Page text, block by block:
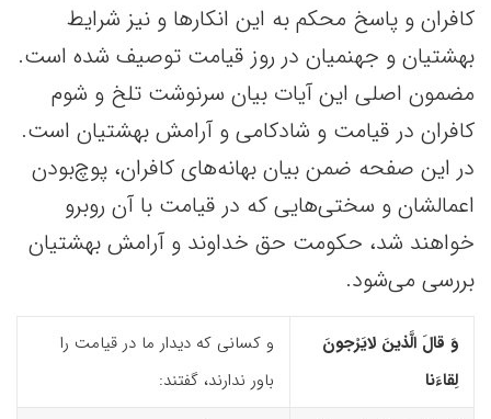
کافران و پاسخ محکم به این انکارها و نیز شرایط
بهشتیان و جهنمیان در روز قیامت توصیف شده است.
مضمون اصلی این آیات بیان سرنوشت تلخ و شوم
کافران در قیامت و شادکامی و آرامش بهشتیان است.
در این صفحه ضمن بیان بهانه‌های کافران، پوچ‌بودن
اعمالشان و سختی‌هایی که در قیامت با آن روبرو
خواهند شد، حکومت حق خداوند و آرامش بهشتیان
بررسی می‌شود.
وَ قالَ الَّذینَ لایَرْجونَ
لِقاءَنا
و کسانی که دیدار ما در قیامت را
باور ندارند، گفتند: